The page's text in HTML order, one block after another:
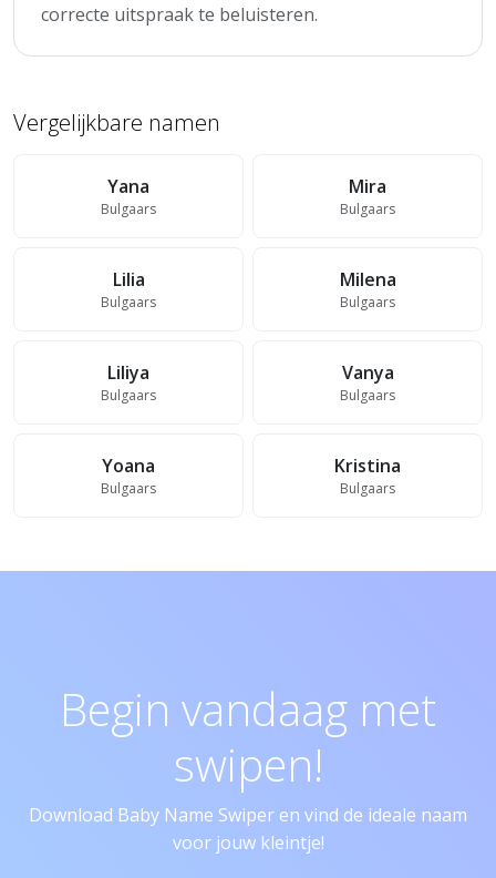
correcte uitspraak te beluisteren.
Vergelijkbare namen
Yana
Bulgaars
Mira
Bulgaars
Lilia
Bulgaars
Milena
Bulgaars
Liliya
Bulgaars
Vanya
Bulgaars
Yoana
Bulgaars
Kristina
Bulgaars
Begin vandaag met
swipen!
Download Baby Name Swiper en vind de ideale naam
voor jouw kleintje!